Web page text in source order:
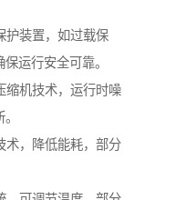
护装置，如过载保
运行安全可靠。
缩机技术，运行时噪
术，降低能耗，部分